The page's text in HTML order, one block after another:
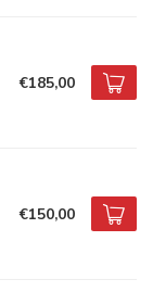
€185,00
€150,00